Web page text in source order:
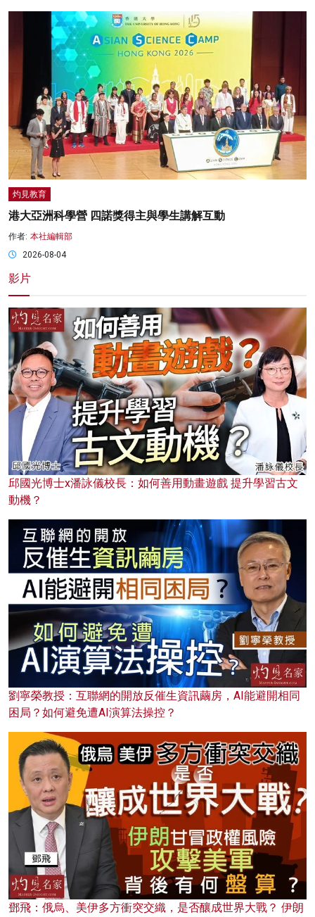
灼見教育
港大亞洲科學營 四諾獎得主與學生講解互動
作者: 本社編輯部
2026-08-04
影片
邱國光博士x潘詠儀校長：如何善用動畫遊戲 提升學習古文
動機？
劉寧榮教授：互聯網的開放反催生資訊繭房，AI能避開相同
困局？如何避免遭AI演算法操控？
鄧飛：俄烏、美伊多方衝突交織，是否釀成世界大戰？ 伊朗